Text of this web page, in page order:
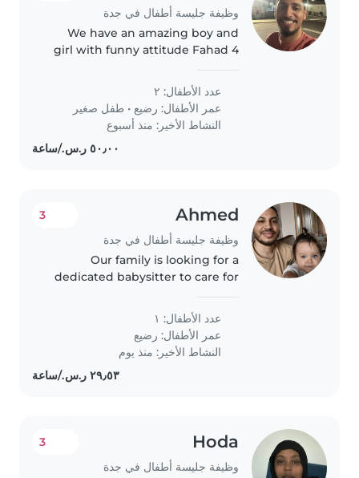
وظيفة جليسة أطفال في جدة
We have an amazing boy and
girl with funny attitude Fahad 4
عدد الأطفال: ٢
عمر الأطفال: رضيع • طفل صغير
النشاط الأخير: منذ أسبوع
Ahmed
وظيفة جليسة أطفال في جدة
3
Our family is looking for a
dedicated babysitter to care for
Bilingual in Arabic and English,
the babysitter must also be
comfortable with light c
عدد الأطفال: ١
عمر الأطفال: رضيع
النشاط الأخير: منذ يوم
Hoda
وظيفة جليسة أطفال في جدة
3